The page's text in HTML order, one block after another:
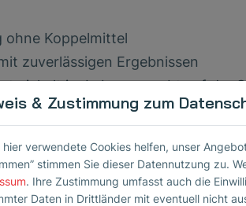
ohne Koppelmittel
zuverlässigen Ergebnissen
im Labor, erprobt auf der
Praxispartnern, die uns bei der
& Zustimmung zum
hier verwendete Cookies helfen, unser
stimmen Sie dieser Datennutzung zu.
. Ihre Zustimmung umfasst auch die
Daten in Drittländer mit eventuell nicht